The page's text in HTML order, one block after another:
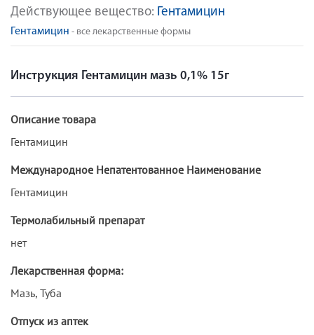
Действующее вещество: Гентамицин
Гентамицин - все лекарственные формы
Инструкция Гентамицин мазь 0,1% 15г
Описание товара
Гентамицин
Международное Непатентованное Наименование
Гентамицин
Термолабильный препарат
нет
Лекарственная форма:
Мазь, Туба
Отпуск из аптек